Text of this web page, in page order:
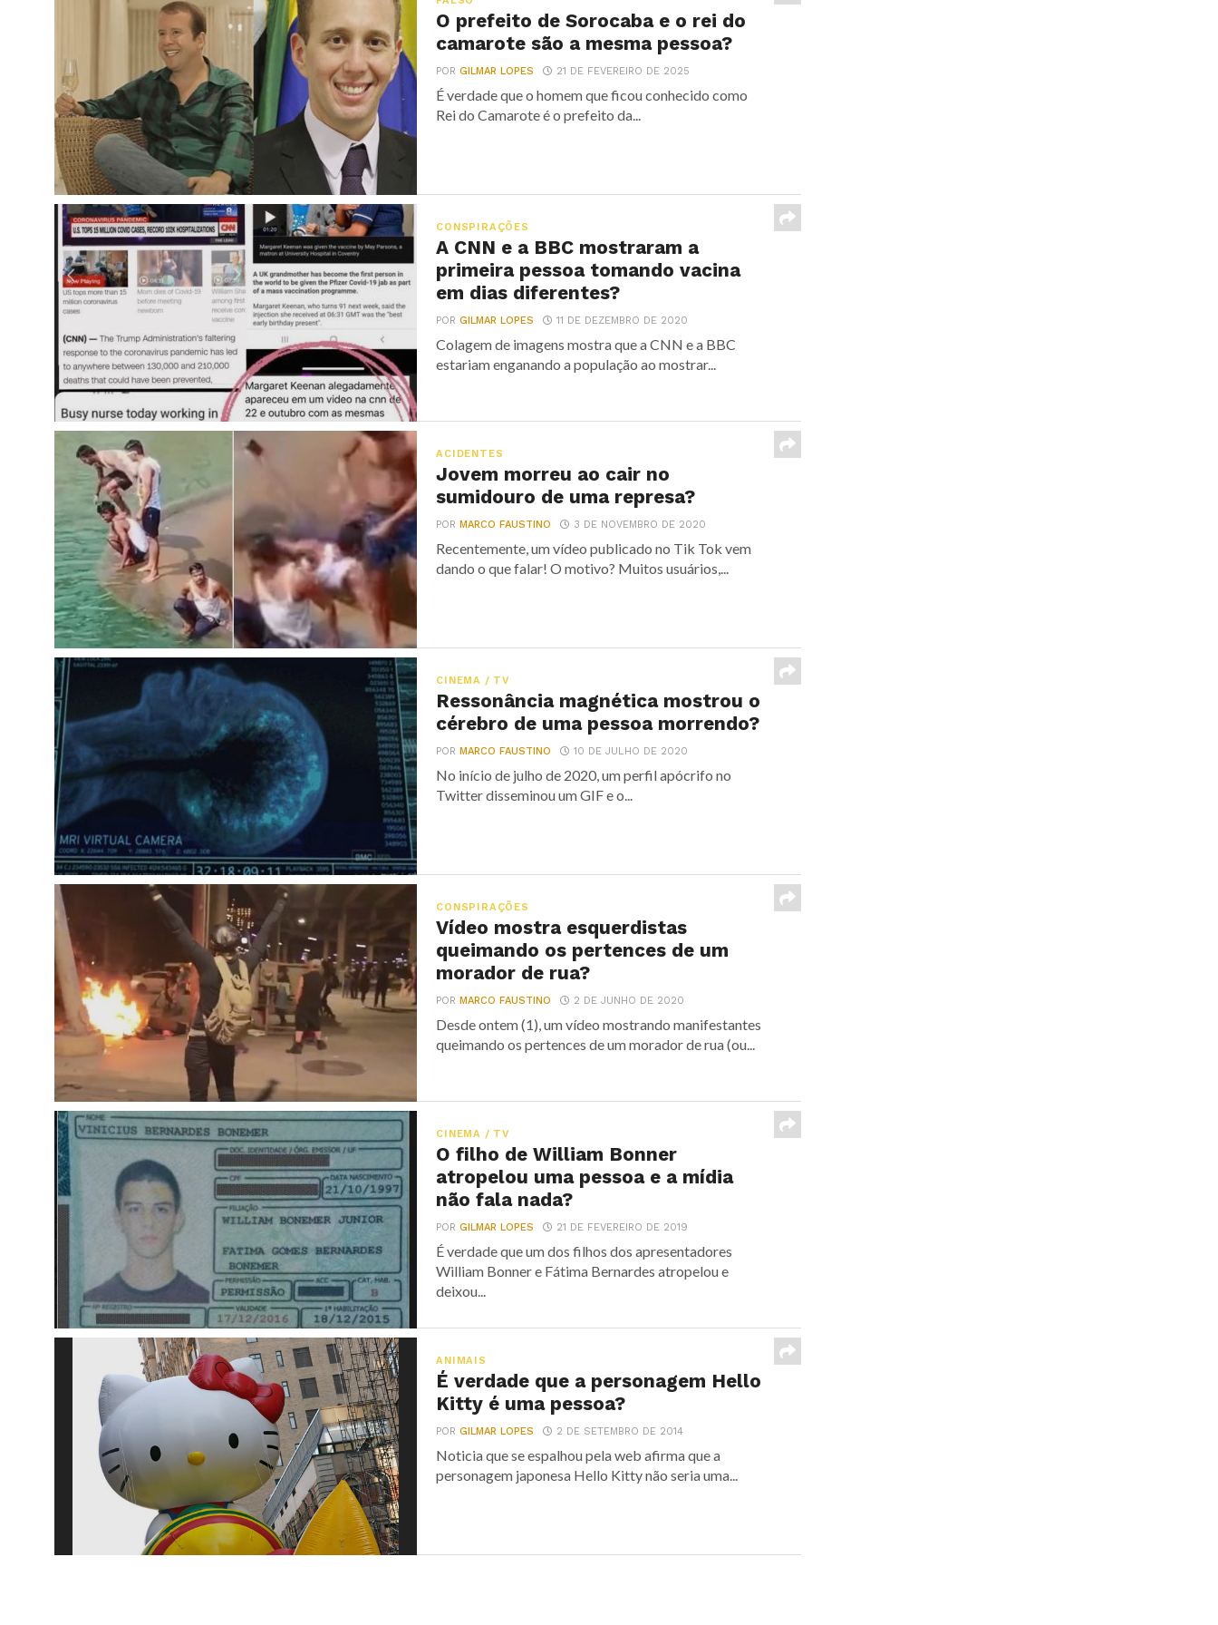
O prefeito de Sorocaba e o rei do
camarote são a mesma pessoa?
PORGILMAR LOPES 21 DE FEVEREIRO DE 2025
É verdade que o homem que ficou conhecido como
Rei do Camarote é o prefeito da...
CONSPIRAÇÕES
A CNN e a BBC mostraram a
primeira pessoa tomando vacina
em dias diferentes?
PORGILMAR LOPES 11 DE DEZEMBRO DE 2020
Colagem de imagens mostra que a CNN e a BBC
estariam enganando a população ao mostrar...
ACIDENTES
Jovem morreu ao cair no
sumidouro de uma represa?
PORMARCO FAUSTINO 3 DE NOVEMBRO DE 2020
Recentemente, um vídeo publicado no Tik Tok vem
dando o que falar! O motivo? Muitos usuários,...
CINEMA / TV
Ressonância magnética mostrou o
cérebro de uma pessoa morrendo?
PORMARCO FAUSTINO 10 DE JULHO DE 2020
No início de julho de 2020, um perfil apócrifo no
Twitter disseminou um GIF e o...
CONSPIRAÇÕES
Vídeo mostra esquerdistas
queimando os pertences de um
morador de rua?
PORMARCO FAUSTINO 2 DE JUNHO DE 2020
Desde ontem (1), um vídeo mostrando manifestantes
queimando os pertences de um morador de rua (ou...
CINEMA / TV
O filho de William Bonner
atropelou uma pessoa e a mídia
não fala nada?
PORGILMAR LOPES 21 DE FEVEREIRO DE 2019
É verdade que um dos filhos dos apresentadores
William Bonner e Fátima Bernardes atropelou e
deixou...
ANIMAIS
É verdade que a personagem Hello
Kitty é uma pessoa?
PORGILMAR LOPES 2 DE SETEMBRO DE 2014
Noticia que se espalhou pela web afirma que a
personagem japonesa Hello Kitty não seria uma...